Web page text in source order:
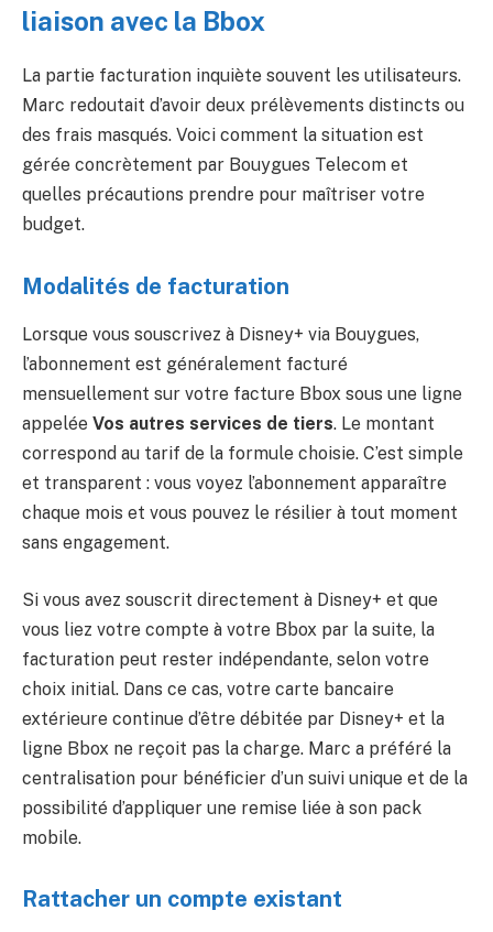
liaison avec la Bbox
La partie facturation inquiète souvent les utilisateurs.
Marc redoutait d’avoir deux prélèvements distincts ou
des frais masqués. Voici comment la situation est
gérée concrètement par Bouygues Telecom et
quelles précautions prendre pour maîtriser votre
budget.
Modalités de facturation
Lorsque vous souscrivez à Disney+ via Bouygues,
l’abonnement est généralement facturé
mensuellement sur votre facture Bbox sous une ligne
appelée Vos autres services de tiers. Le montant
correspond au tarif de la formule choisie. C’est simple
et transparent : vous voyez l’abonnement apparaître
chaque mois et vous pouvez le résilier à tout moment
sans engagement.
Si vous avez souscrit directement à Disney+ et que
vous liez votre compte à votre Bbox par la suite, la
facturation peut rester indépendante, selon votre
choix initial. Dans ce cas, votre carte bancaire
extérieure continue d’être débitée par Disney+ et la
ligne Bbox ne reçoit pas la charge. Marc a préféré la
centralisation pour bénéficier d’un suivi unique et de la
possibilité d’appliquer une remise liée à son pack
mobile.
Rattacher un compte existant